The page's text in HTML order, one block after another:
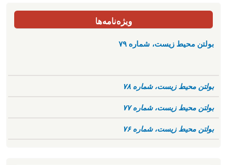
ویژه‌نامه‌ها
بولتن محیط زیست، شماره ۷۹
بولتن محیط زیست، شماره ۷۸
بولتن محیط زیست، شماره ۷۷
بولتن محیط زیست، شماره ۷۶